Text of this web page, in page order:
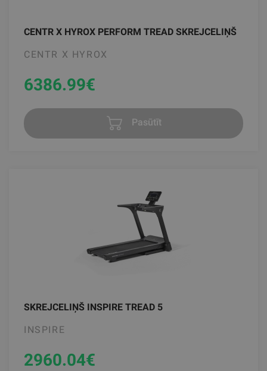
CENTR X HYROX PERFORM TREAD SKREJCELIŅŠ
CENTR X HYROX
6386.99€
Pasūtīt
SKREJCELIŅŠ INSPIRE TREAD 5
INSPIRE
2960.04€